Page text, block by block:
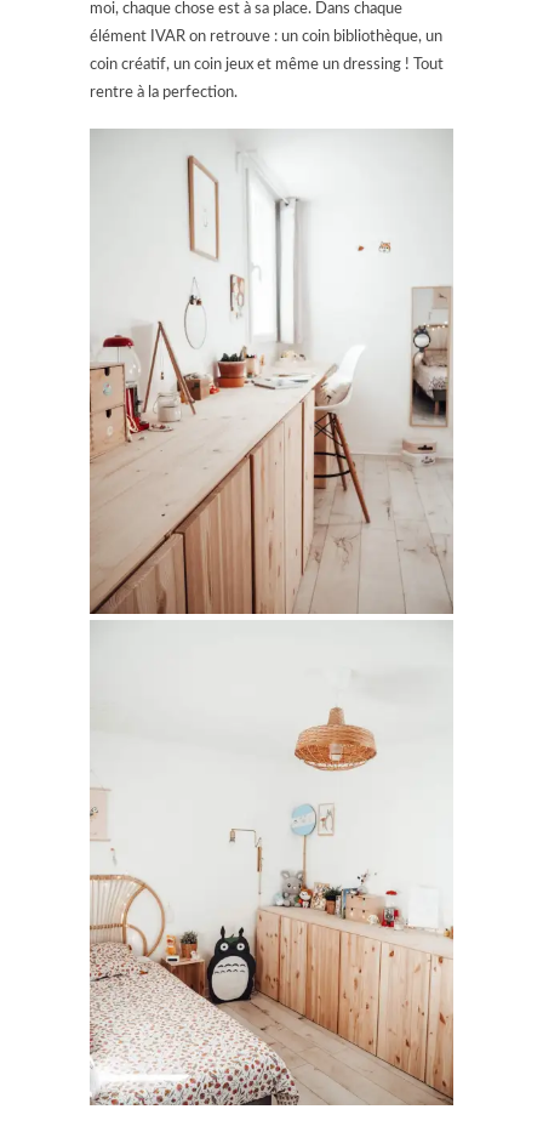
moi, chaque chose est à sa place. Dans chaque
élément IVAR on retrouve : un coin bibliothèque, un
coin créatif, un coin jeux et même un dressing ! Tout
rentre à la perfection.